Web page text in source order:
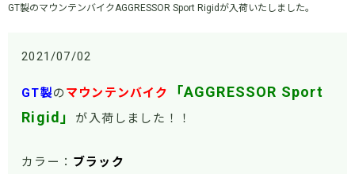
GT製のマウンテンバイクAGGRESSOR Sport Rigidが入荷いたしました。
2021/07/02
GT製の マウンテンバイク
「AGGRESSOR Sport
Rigid」
が入荷しました！！
カラー： ブラック